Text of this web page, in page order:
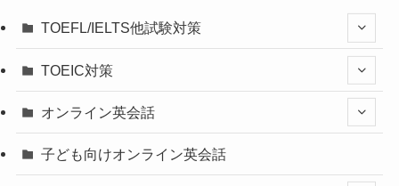
TOEFL/IELTS他試験対策
TOEIC対策
オンライン英会話
子ども向けオンライン英会話